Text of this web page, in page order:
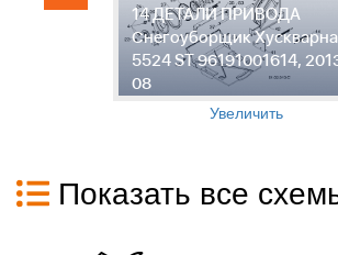
14 ДЕТАЛИ ПРИВОДА
Снегоуборщик Хускварна
5524 ST 96191001614,
08
Увеличить
Показать все